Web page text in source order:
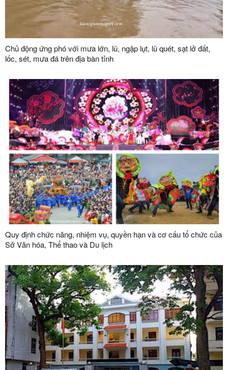
Chủ động ứng phó với mưa lớn, lũ, ngập lụt, lũ quét, sạt lở đất,
lốc, sét, mưa đá trên địa bàn tỉnh
Quy định chức năng, nhiệm vụ, quyền hạn và cơ cấu tổ chức của
Sở Văn hóa, Thể thao và Du lịch